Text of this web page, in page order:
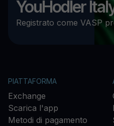
YouHodler
Registrato come VASP
PIATTAFORMA
Exchange
Scarica l'app
Metodi di pagamento